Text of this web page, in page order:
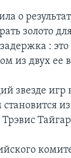
о
золото
:
из двух ее
звезде игр
становится